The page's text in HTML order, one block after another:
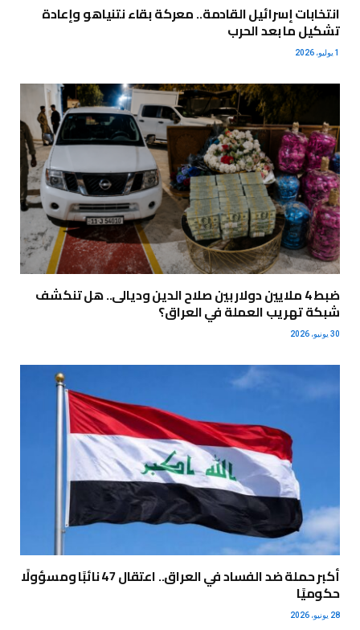
انتخابات إسرائيل القادمة.. معركة بقاء نتنياهو وإعادة
تشكيل ما بعد الحرب
1 يوليو، 2026
ضبط 4 ملايين دولار بين صلاح الدين وديالى.. هل تنكشف
شبكة تهريب العملة في العراق؟
30 يونيو، 2026
أكبر حملة ضد الفساد في العراق.. اعتقال 47 نائبًا ومسؤولًا
حكوميًا
28 يونيو، 2026